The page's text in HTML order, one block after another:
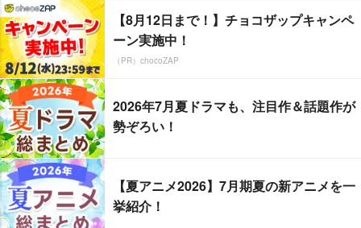
【8月12日まで！】チョコザップキャンペ
ーン実施中！
（PR）chocoZAP
2026年7月夏ドラマも、注目作＆話題作が
勢ぞろい！
【夏アニメ2026】7月期夏の新アニメを一
挙紹介！